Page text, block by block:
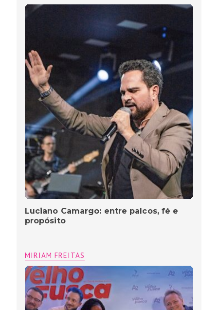
Luciano Camargo: entre palcos, fé e
propósito
MIRIAM FREITAS